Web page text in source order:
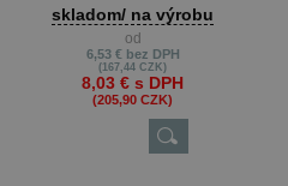
skladom/ na výrobu
od
6,53 € bez DPH
(167,44 CZK)
8,03 € s DPH
(205,90 CZK)